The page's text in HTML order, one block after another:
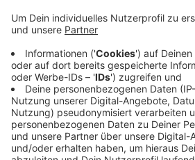
den meisten Fußgängern. Vor
gingen laut www.hystreet.com
der Spitzenstunde durch die
Samstag waren es dann nur
Rückgang um über 80 Prozent.
unsere Stadt offenbar genau im
Trend. Der Spiegel berichtet,
deutschen Innenstädten am
Wochenede 70 bis 90 Prozent